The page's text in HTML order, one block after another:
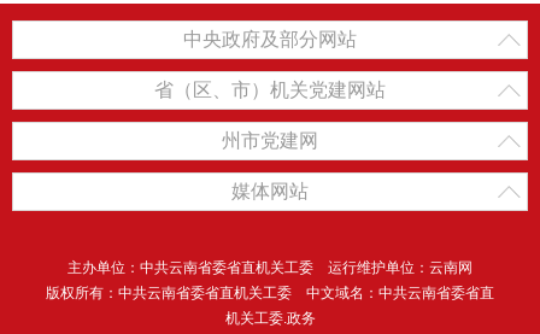
中央政府及部分网站
省（区、市）机关党建网站
州市党建网
媒体网站
主办单位：中共云南省委省直机关工委 运行维护单位：云南网
版权所有：中共云南省委省直机关工委 中文域名：中共云南省委省直
机关工委.政务